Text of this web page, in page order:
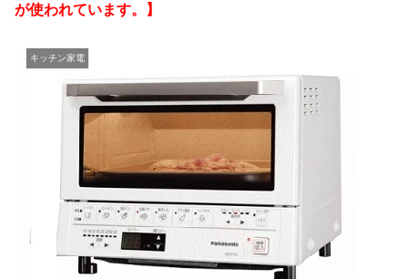
が使われています。】
キッチン家電